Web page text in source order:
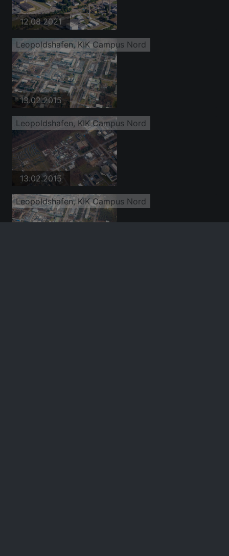
12.08.2021
Leopoldshafen, KIK Campus Nord
13.02.2015
Leopoldshafen, KIK Campus Nord
13.02.2015
Leopoldshafen, KIK Campus Nord